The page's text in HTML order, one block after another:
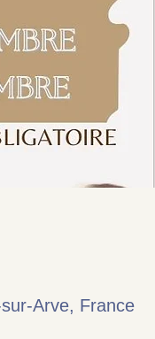
Arve, France